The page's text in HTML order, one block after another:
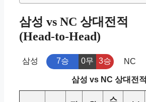
삼성 vs NC 상대전적
(Head-to-Head)
삼성 7승 0무 3승 NC
삼성 vs NC 상대전적
스